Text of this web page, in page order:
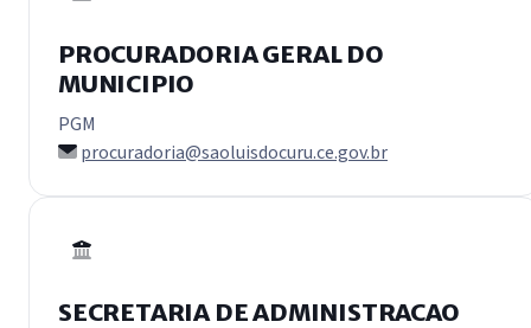
PROCURADORIA GERAL DO
MUNICIPIO
PGM
procuradoria@saoluisdocuru.ce.gov.br
SECRETARIA DE ADMINISTRACAO